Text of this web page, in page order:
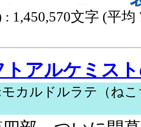
わしい。アーン
？
婚, 夫婦喧嘩, 家庭, 思
: 1,450,570文字 (平均
ケミストの異世界素材録
カルドルラテ（ね